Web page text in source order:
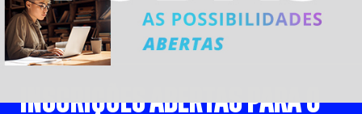
INSCRIÇÕES ABERTAS PARA O